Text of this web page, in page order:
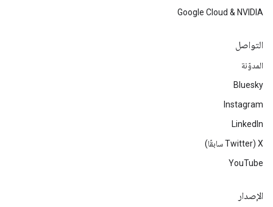
Google Cloud & NVIDIA
التواصل
المدوّنة
Bluesky
Instagram
LinkedIn
‫X ‏(Twitter سابقًا)
YouTube
الإصدار